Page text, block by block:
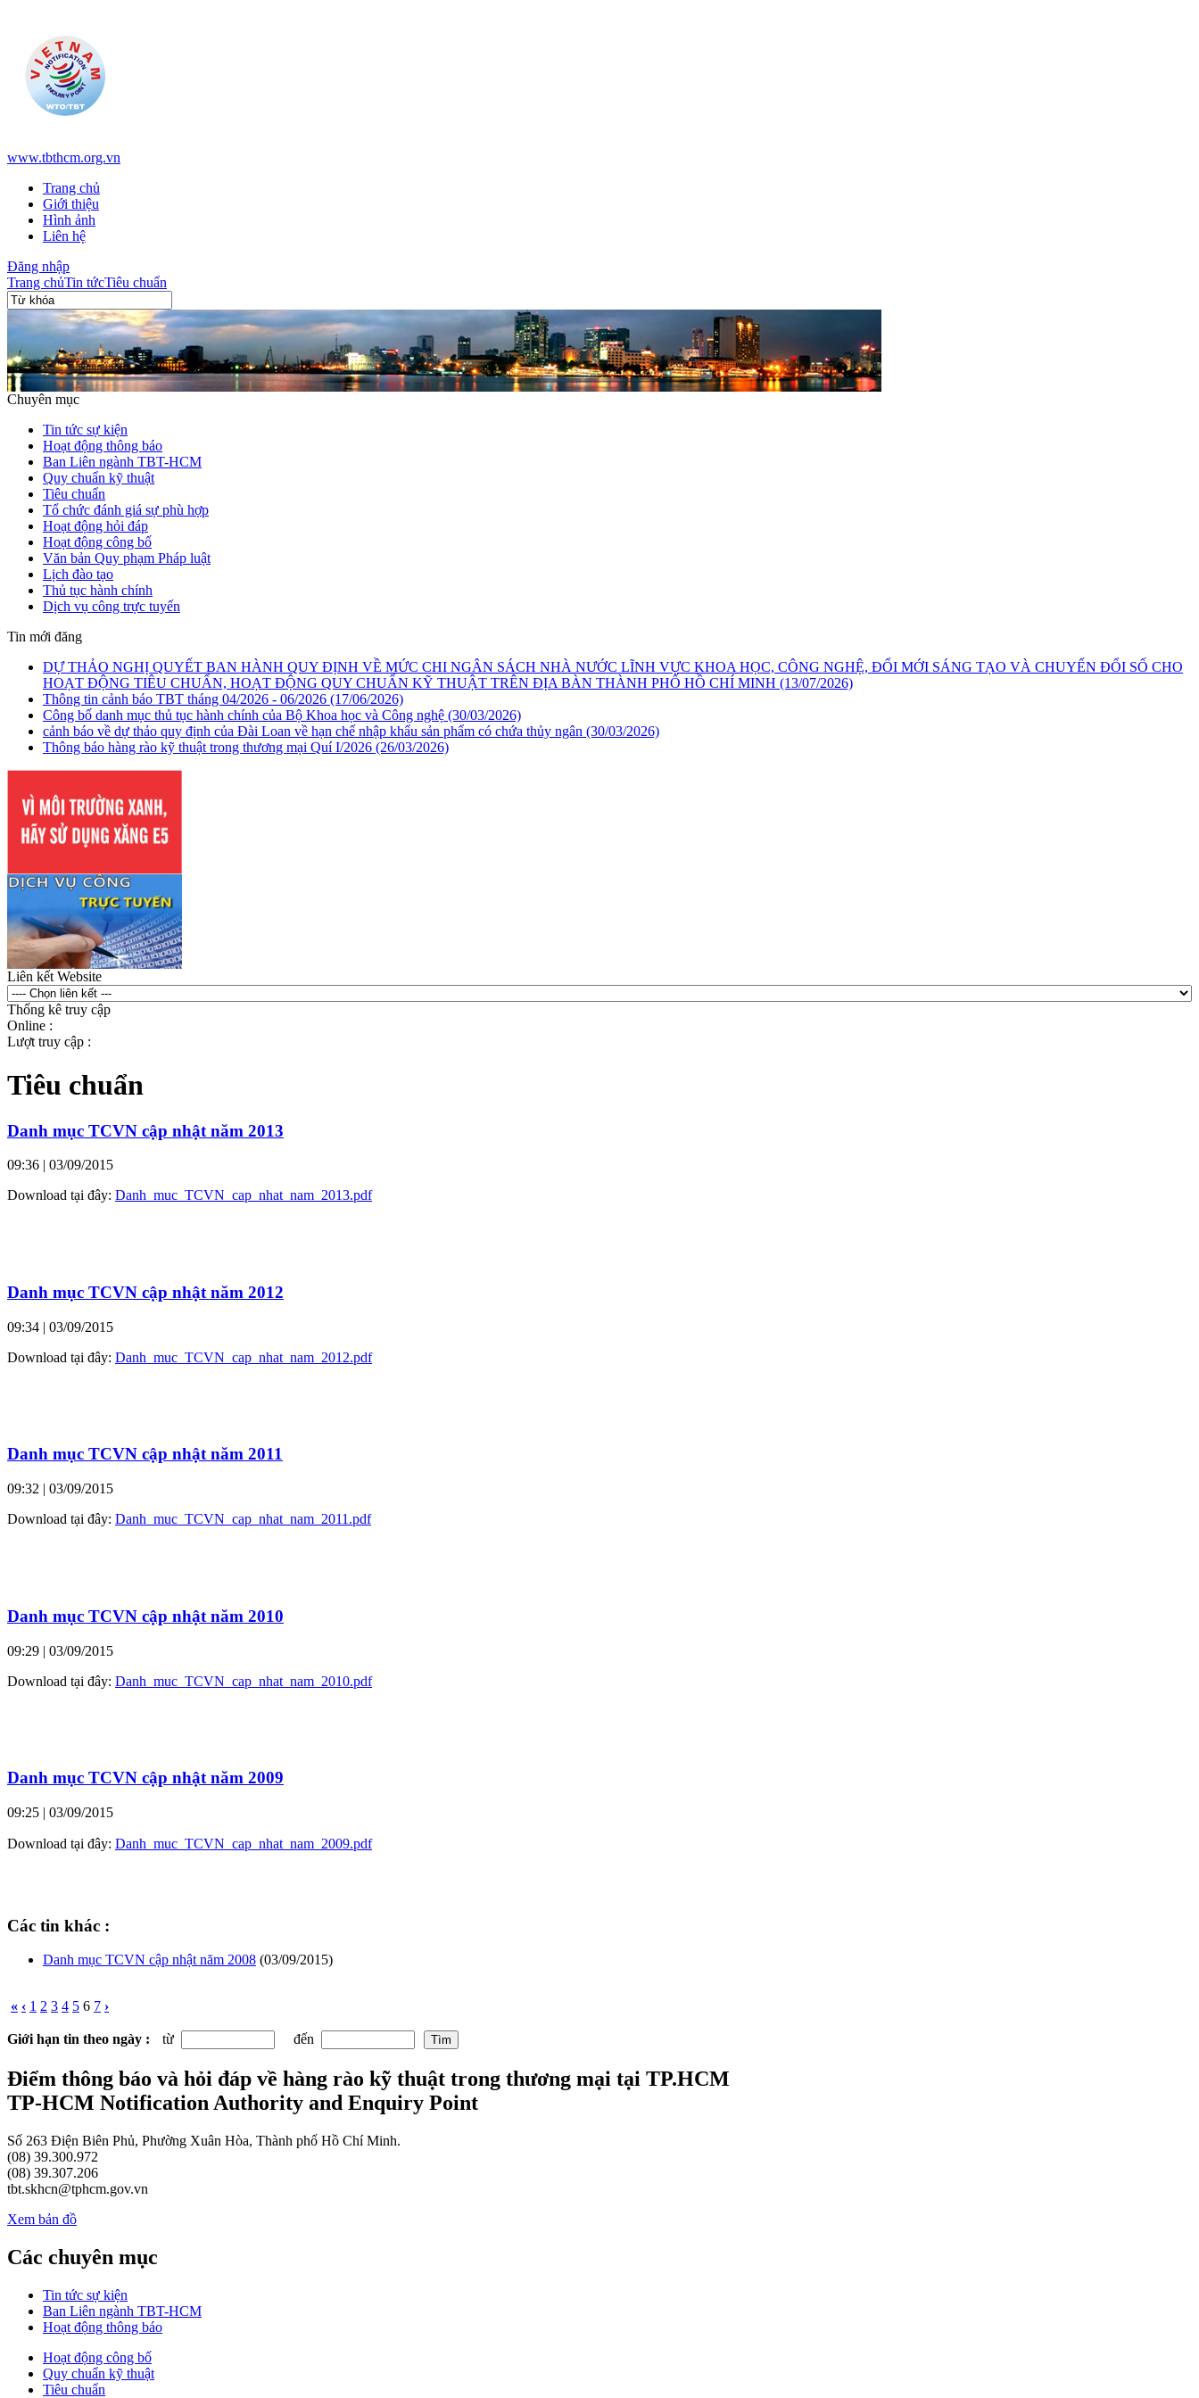
www.tbthcm.org.vn
Trang chủ
Giới thiệu
Hình ảnh
Liên hệ
Đăng nhập
Trang chủTin tứcTiêu chuẩn
Chuyên mục
Tin tức sự kiện
Hoạt động thông báo
Ban Liên ngành TBT-HCM
Quy chuẩn kỹ thuật
Tiêu chuẩn
Tổ chức đánh giá sự phù hợp
Hoạt động hỏi đáp
Hoạt động công bố
Văn bản Quy phạm Pháp luật
Lịch đào tạo
Thủ tục hành chính
Dịch vụ công trực tuyến
Tin mới đăng
DỰ THẢO NGHỊ QUYẾT BAN HÀNH QUY ĐỊNH VỀ MỨC CHI NGÂN SÁCH NHÀ NƯỚC LĨNH VỰC KHOA HỌC, CÔNG NGHỆ, ĐỔI MỚI SÁNG TẠO VÀ CHUYỂN ĐỔI SỐ CHO
HOẠT ĐỘNG TIÊU CHUẨN, HOẠT ĐỘNG QUY CHUẨN KỸ THUẬT TRÊN ĐỊA BÀN THÀNH PHỐ HỒ CHÍ MINH (13/07/2026)
Thông tin cảnh báo TBT tháng 04/2026 - 06/2026 (17/06/2026)
Công bố danh mục thủ tục hành chính của Bộ Khoa học và Công nghệ (30/03/2026)
cảnh báo về dự thảo quy định của Đài Loan về hạn chế nhập khẩu sản phẩm có chứa thủy ngân (30/03/2026)
Thông báo hàng rào kỹ thuật trong thương mại Quí I/2026 (26/03/2026)
Liên kết Website
Thống kê truy cập
Online :
Lượt truy cập :
Tiêu chuẩn
Danh mục TCVN cập nhật năm 2013
09:36 | 03/09/2015
Download tại đây: Danh_muc_TCVN_cap_nhat_nam_2013.pdf
Danh mục TCVN cập nhật năm 2012
09:34 | 03/09/2015
Download tại đây: Danh_muc_TCVN_cap_nhat_nam_2012.pdf
Danh mục TCVN cập nhật năm 2011
09:32 | 03/09/2015
Download tại đây: Danh_muc_TCVN_cap_nhat_nam_2011.pdf
Danh mục TCVN cập nhật năm 2010
09:29 | 03/09/2015
Download tại đây: Danh_muc_TCVN_cap_nhat_nam_2010.pdf
Danh mục TCVN cập nhật năm 2009
09:25 | 03/09/2015
Download tại đây: Danh_muc_TCVN_cap_nhat_nam_2009.pdf
Các tin khác :
Danh mục TCVN cập nhật năm 2008 (03/09/2015)
« ‹ 1 2 3 4 5 6 7 ›
Giới hạn tin theo ngày : từ đến Tìm
Điểm thông báo và hỏi đáp về hàng rào kỹ thuật trong thương mại tại TP.HCM
TP-HCM Notification Authority and Enquiry Point
Số 263 Điện Biên Phủ, Phường Xuân Hòa, Thành phố Hồ Chí Minh.
(08) 39.300.972
(08) 39.307.206
tbt.skhcn@tphcm.gov.vn
Xem bản đồ
Các chuyên mục
Tin tức sự kiện
Ban Liên ngành TBT-HCM
Hoạt động thông báo
Hoạt động công bố
Quy chuẩn kỹ thuật
Tiêu chuẩn